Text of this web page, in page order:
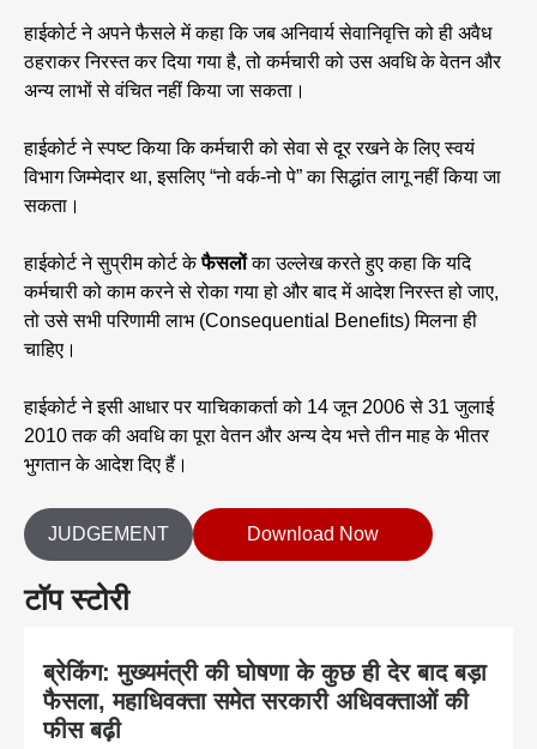
टॉप स्टोरी
ब्रेकिंग: मुख्यमंत्री की घोषणा के कुछ ही देर बाद बड़ा
फैसला, महाधिवक्ता समेत सरकारी अधिवक्ताओं की
फीस बढ़ी
हाईकोर्ट ने अपने फैसले में कहा कि जब अनिवार्य सेवानिवृत्ति को ही अवैध
ठहराकर निरस्त कर दिया गया है, तो कर्मचारी को उस अवधि के वेतन और
अन्य लाभों से वंचित नहीं किया जा सकता।
हाईकोर्ट ने स्पष्ट किया कि कर्मचारी को सेवा से दूर रखने के लिए स्वयं
विभाग जिम्मेदार था, इसलिए “नो वर्क-नो पे” का सिद्धांत लागू नहीं किया जा
सकता।
हाईकोर्ट ने सुप्रीम कोर्ट केफैसलोंका उल्लेख करते हुए कहा कि यदि
कर्मचारी को काम करने से रोका गया हो और बाद में आदेश निरस्त हो जाए,
तो उसे सभी परिणामी लाभ (Consequential Benefits) मिलना ही
चाहिए।
हाईकोर्ट ने इसी आधार पर याचिकाकर्ता को 14 जून 2006 से 31 जुलाई
2010 तक की अवधि का पूरा वेतन और अन्य देय भत्ते तीन माह के भीतर
भुगतान के आदेश दिए हैं।
JUDGEMENT Download Now